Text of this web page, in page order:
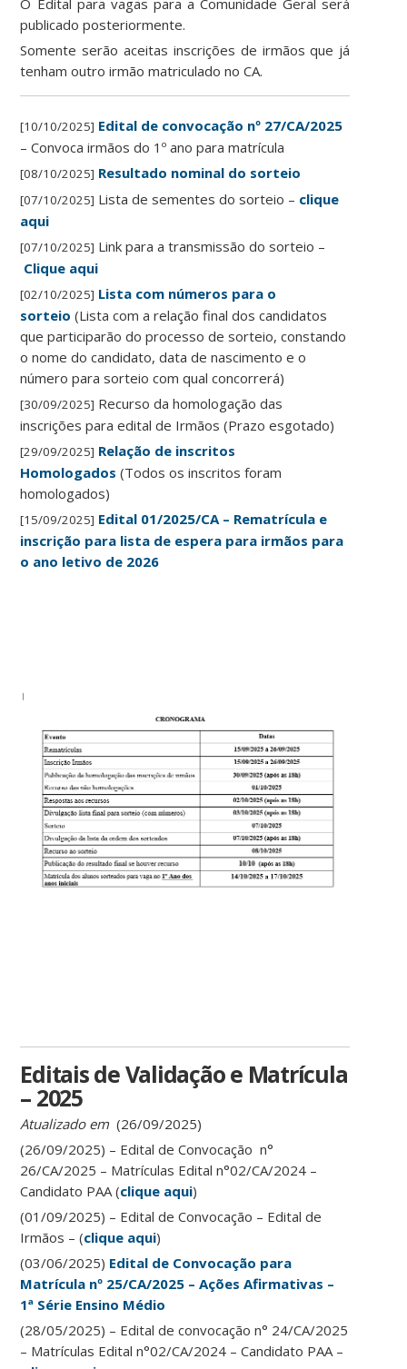
O Edital para vagas para a Comunidade Geral será
publicado posteriormente.
Somente serão aceitas inscrições de irmãos que já
tenham outro irmão matriculado no CA.
[10/10/2025] Edital de convocação nº 27/CA/2025
– Convoca irmãos do 1º ano para matrícula
[08/10/2025] Resultado nominal do sorteio
[07/10/2025] Lista de sementes do sorteio – clique
aqui
[07/10/2025] Link para a transmissão do sorteio –
Clique aqui
[02/10/2025] Lista com números para o
sorteio (Lista com a relação final dos candidatos
que participarão do processo de sorteio, constando
o nome do candidato, data de nascimento e o
número para sorteio com qual concorrerá)
[30/09/2025] Recurso da homologação das
inscrições para edital de Irmãos (Prazo esgotado)
[29/09/2025] Relação de inscritos
Homologados (Todos os inscritos foram
homologados)
[15/09/2025] Edital 01/2025/CA – Rematrícula e
inscrição para lista de espera para irmãos para
o ano letivo de 2026
Editais de Validação e Matrícula
– 2025
Atualizado em(26/09/2025)
(26/09/2025) – Edital de Convocação n°
26/CA/2025 – Matrículas Edital n°02/CA/2024 –
Candidato PAA (clique aqui)
(01/09/2025) – Edital de Convocação – Edital de
Irmãos – (clique aqui)
(03/06/2025) Edital de Convocação para
Matrícula nº 25/CA/2025 – Ações Afirmativas –
1ª Série Ensino Médio
(28/05/2025) – Edital de convocação n° 24/CA/2025
– Matrículas Edital n°02/CA/2024 – Candidato PAA –